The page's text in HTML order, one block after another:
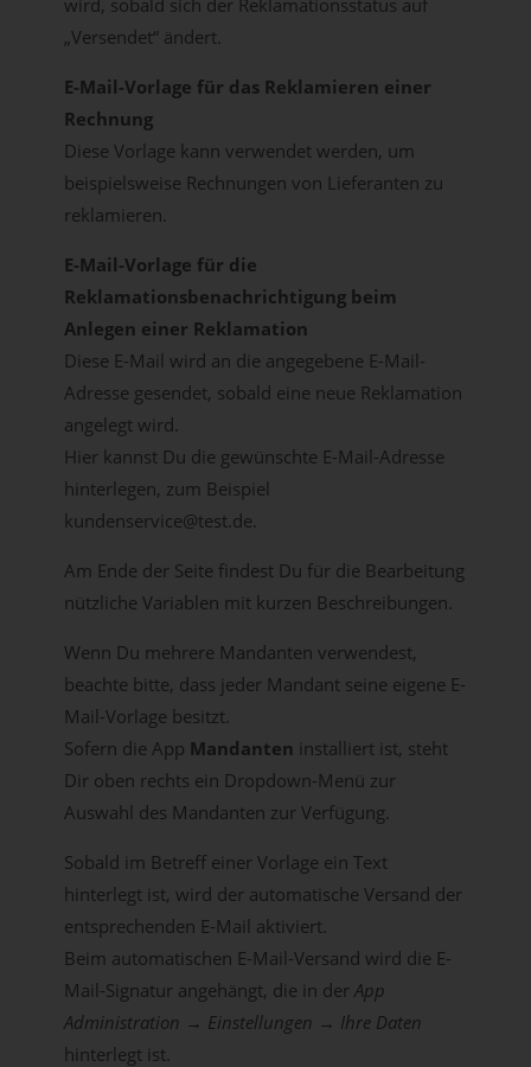
„Versendet“ ändert.
E-Mail-Vorlage für das Reklamieren einer
Rechnung
Diese Vorlage kann verwendet werden, um
beispielsweise Rechnungen von Lieferanten zu
reklamieren.
E-Mail-Vorlage für die
Reklamationsbenachrichtigung beim
Anlegen einer Reklamation
Diese E-Mail wird an die angegebene E-Mail-
Adresse gesendet, sobald eine neue Reklamation
angelegt wird.
Hier kannst Du die gewünschte E-Mail-Adresse
hinterlegen, zum Beispiel
kundenservice@test.de.
Am Ende der Seite findest Du für die Bearbeitung
nützliche Variablen mit kurzen Beschreibungen.
Wenn Du mehrere Mandanten verwendest,
beachte bitte, dass jeder Mandant seine eigene E-
Mail-Vorlage besitzt.
Sofern die App Mandanten installiert ist, steht
Dir oben rechts ein Dropdown-Menü zur
Auswahl des Mandanten zur Verfügung.
Sobald im Betreff einer Vorlage ein Text
hinterlegt ist, wird der automatische Versand der
entsprechenden E-Mail aktiviert.
Beim automatischen E-Mail-Versand wird die E-
Mail-Signatur angehängt, die in der App
Administration → Einstellungen → Ihre Daten
hinterlegt ist.